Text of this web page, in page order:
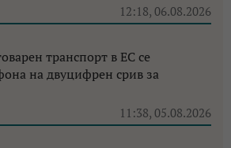
12:18, 06.08.2026
транспорт в ЕС се
на двуцифрен срив за
11:38, 05.08.2026